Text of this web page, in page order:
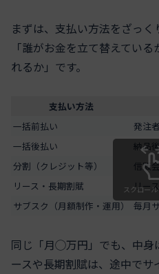
まずは、支払い方法をざっ
「誰がお金を立て替えてい
れるか」です。
支払い方法
一括前払い
発注
一括後払い
納品
分割（クレジット等）
信販
リース・長期割賦
リー
サブスク（月額制作・運用）
毎月
スクロー
同じ「月◯万円」でも、中身
ースや長期割賦は、途中で